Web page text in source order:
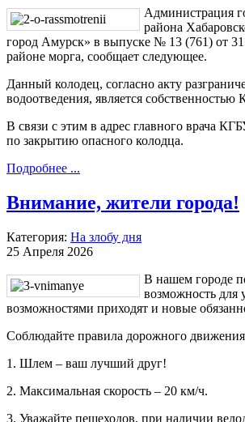
Администрация
района
город Амурск» в выпуске № 13 (761) от
районе морга, сообщает следующее.
Данный колодец, согласно акту
водоотведения, является
В связи с этим в адрес главного врача
по закрытию опасного колодца.
Подробнее ...
Внимание, жители города!
Категория: На злобу дня
25 Апреля 2026
В нашем городе
возможность для
возможностями приходят и новые
Соблюдайте правила дорожного
1. Шлем – ваш лучший друг!
2. Максимальная скорость – 20 км/ч.
3. Уважайте пешеходов, при наличии